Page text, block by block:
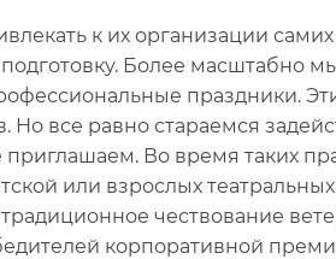
к их организации
Более масштабно
праздники.
Но все равно стараемся
приглашаем. Во время таких
или взрослых
чествование
корпоративной